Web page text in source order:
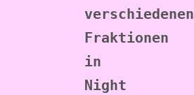
verschiedenen
Fraktionen
in
Night